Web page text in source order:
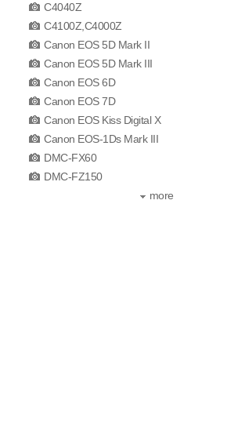
C4040Z
C4100Z,C4000Z
Canon EOS 5D Mark II
Canon EOS 5D Mark III
Canon EOS 6D
Canon EOS 7D
Canon EOS Kiss Digital X
Canon EOS-1Ds Mark III
DMC-FX60
DMC-FZ150
more